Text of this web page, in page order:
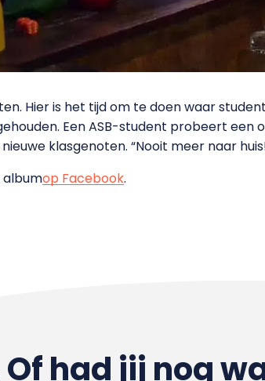
Hier is het tijd om te doen waar
Een ASB-student probeert een
klasgenoten. “Nooit meer naar
albumop Facebook.
Of had jij nog